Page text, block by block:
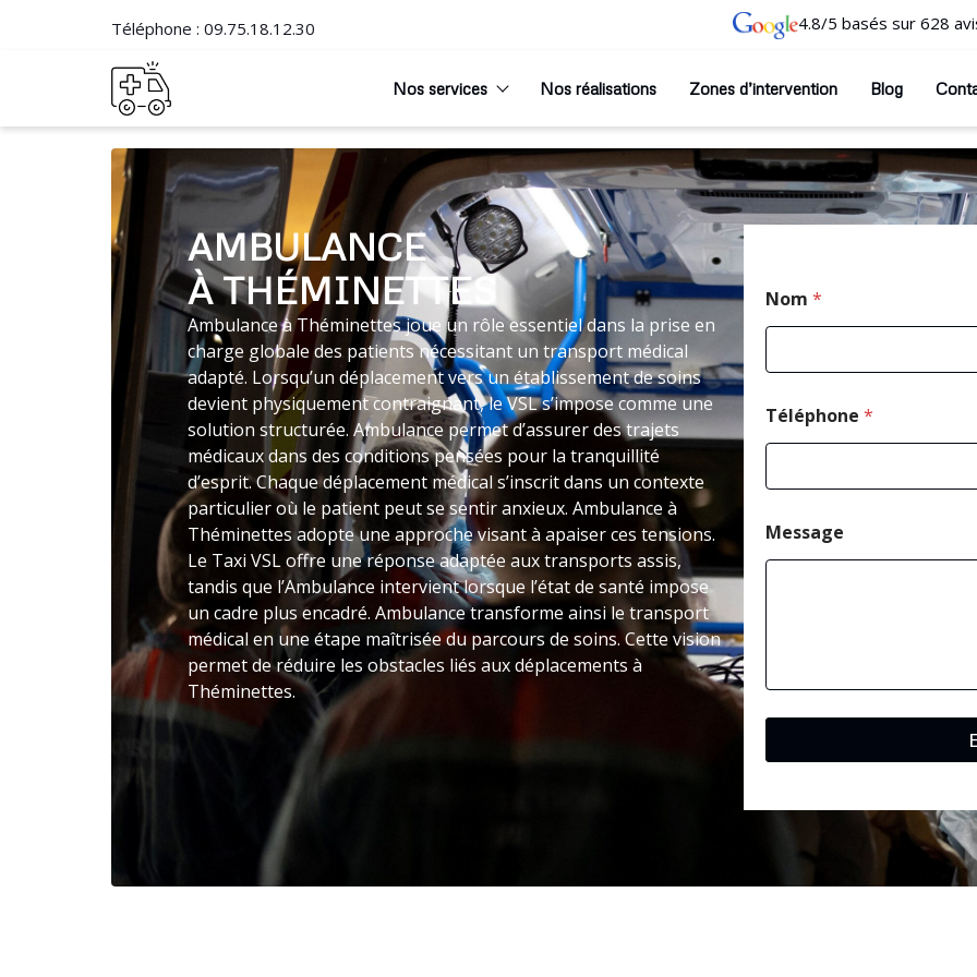
Téléphone : 09.75.18.12.30 4.8/5 basés sur 628
Nos services Nos réalisations Zones d’intervention Blog
AMBULANCE
À THÉMINETTES
Ambulance à Théminettes joue un rôle essentiel dans la prise en
charge globale des patients nécessitant un transport médical
adapté. Lorsqu’un déplacement vers un établissement de soins
devient physiquement contraignant, le VSL s’impose comme une
solution structurée. Ambulance permet d’assurer des trajets
médicaux dans des conditions pensées pour la tranquillité
d’esprit. Chaque déplacement médical s’inscrit dans un contexte
particulier où le patient peut se sentir anxieux. Ambulance à
Théminettes adopte une approche visant à apaiser ces tensions.
Le Taxi VSL offre une réponse adaptée aux transports assis,
tandis que l’Ambulance intervient lorsque l’état de santé impose
un cadre plus encadré. Ambulance transforme ainsi le transport
médical en une étape maîtrisée du parcours de soins. Cette vision
permet de réduire les obstacles liés aux déplacements à
Théminettes.
Nom *
Téléphone *
Message